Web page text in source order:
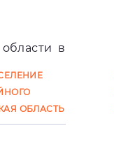
в
и
выполня
ОБЛАСТЬ